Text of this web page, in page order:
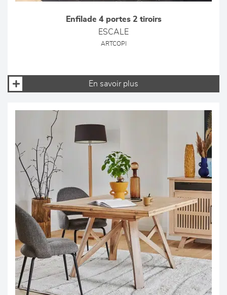
Enfilade 4 portes 2 tiroirs
ESCALE
ARTCOPI
En savoir plus